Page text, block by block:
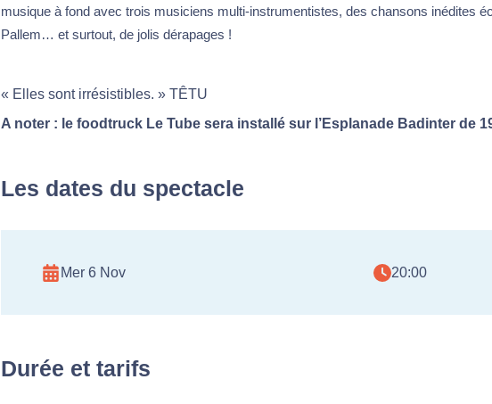
musique à fond avec trois musiciens multi-instrumentistes, des chansons inédites
Pallem… et surtout, de jolis dérapages !
« Elles sont irrésistibles. » TÊTU
A noter : le foodtruck Le Tube sera installé sur l’Esplanade Badinter de
Les dates du spectacle
Mer 6 Nov 20:00
Durée et tarifs